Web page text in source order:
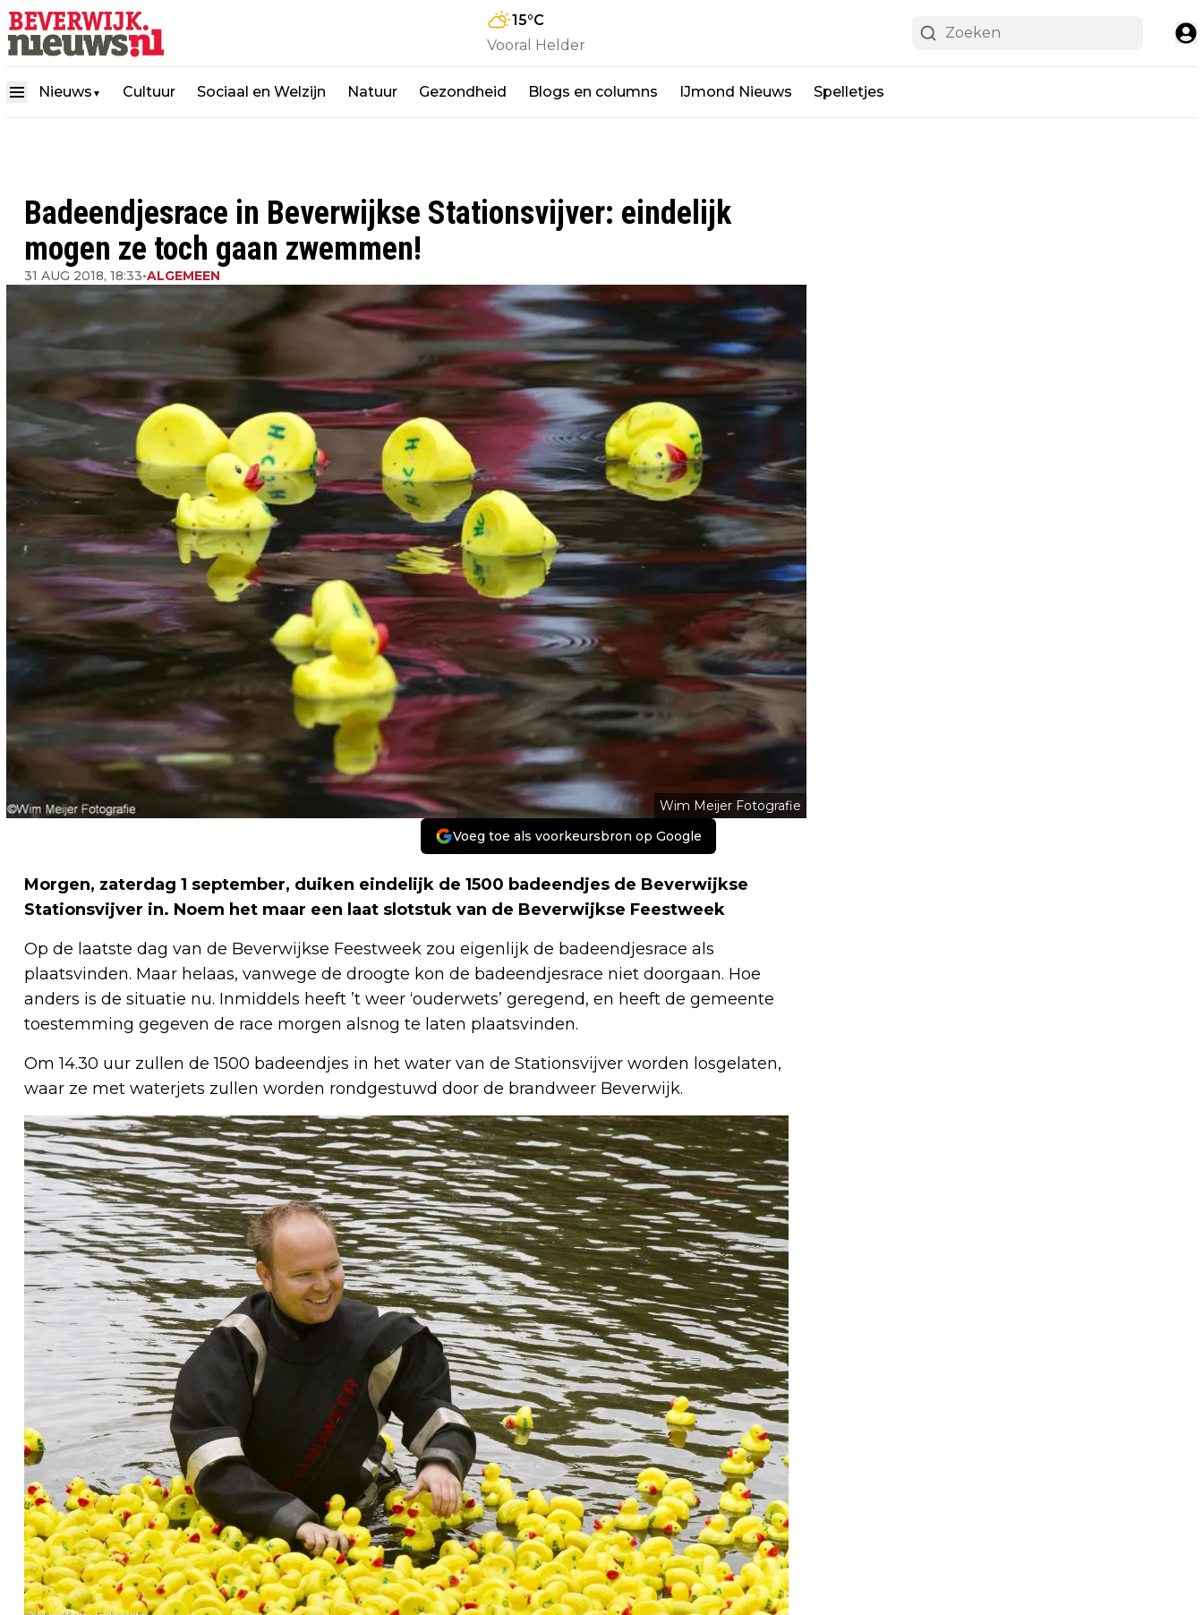
15°C
Vooral Helder
Nieuws ▼ Cultuur Sociaal en Welzijn Natuur Gezondheid Blogs en columns IJmond Nieuws Spelletjes
Badeendjesrace in Beverwijkse Stationsvijver: eindelijk
mogen ze toch gaan zwemmen!
31 AUG 2018, 18:33•ALGEMEEN
Wim Meijer Fotografie
Voeg toe als voorkeursbron op Google
Morgen, zaterdag 1 september, duiken eindelijk de 1500 badeendjes de Beverwijkse
Stationsvijver in. Noem het maar een laat slotstuk van de Beverwijkse Feestweek
Op de laatste dag van de Beverwijkse Feestweek zou eigenlijk de badeendjesrace als
plaatsvinden. Maar helaas, vanwege de droogte kon de badeendjesrace niet doorgaan. Hoe
anders is de situatie nu. Inmiddels heeft ’t weer ‘ouderwets’ geregend, en heeft de gemeente
toestemming gegeven de race morgen alsnog te laten plaatsvinden.
Om 14.30 uur zullen de 1500 badeendjes in het water van de Stationsvijver worden losgelaten,
waar ze met waterjets zullen worden rondgestuwd door de brandweer Beverwijk.